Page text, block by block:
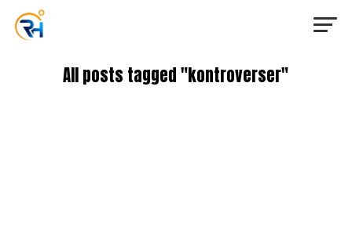
All posts tagged "kontroverser"